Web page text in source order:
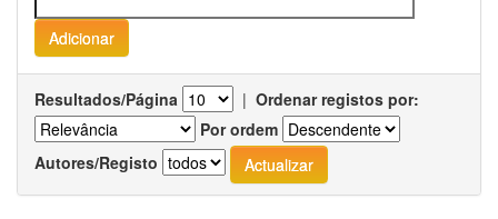
Resultados/Página | Ordenar registos por:
Por ordem
Autores/Registo